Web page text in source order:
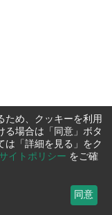
ため、クッキーを利用
る場合は「同意」ボタ
は「詳細を見る」をク
イトポリシー をご確
同意